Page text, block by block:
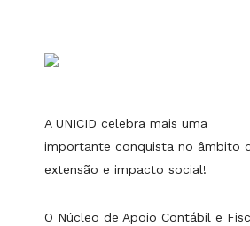
A UNICID celebra mais uma
importante conquista no âmbito
extensão e impacto social!
O Núcleo de Apoio Contábil e